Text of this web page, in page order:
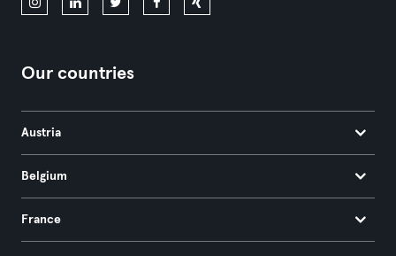
Our countries
Austria
Belgium
France